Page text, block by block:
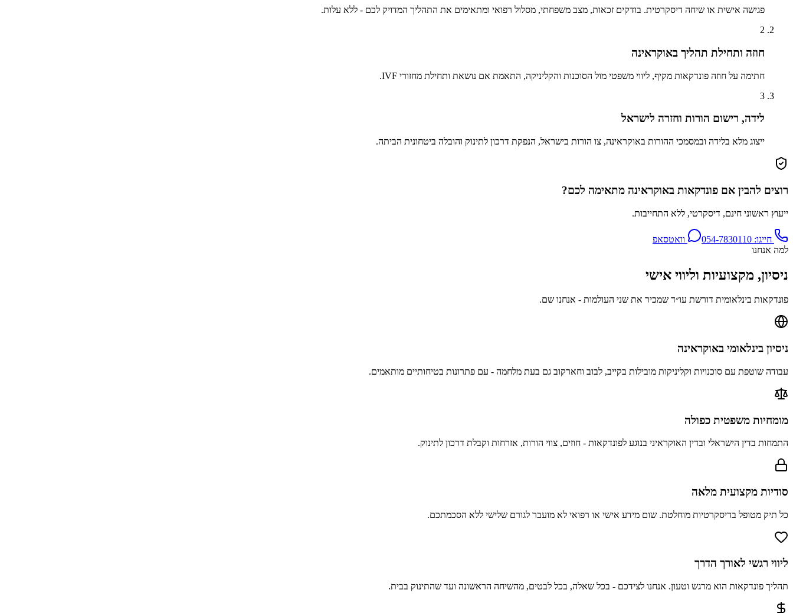
פגישה אישית או שיחה דיסקרטית. בודקים זכאות, מצב משפחתי, מסלול רפואי ומתאימים את התהליך המדויק לכם - ללא עלות.
2
חוזה ותחילת תהליך באוקראינה
חתימה על חוזה פונדקאות מקיף, ליווי משפטי מול הסוכנות והקליניקה, התאמת אם נושאת ותחילת מחזורי IVF.
3
לידה, רישום הורות וחזרה לישראל
ייצוג מלא בלידה ובמסמכי ההורות באוקראינה, צו הורות בישראל, הנפקת דרכון לתינוק והובלה ביטחונית הביתה.
רוצים להבין אם פונדקאות באוקראינה מתאימה לכם?
ייעוץ ראשוני חינם, דיסקרטי, ללא התחייבות.
חייגו: 054-7830110
וואטסאפ
למה אנחנו
ניסיון, מקצועיות וליווי אישי
פונדקאות בינלאומית דורשת עו״ד שמכיר את שני העולמות - אנחנו שם.
ניסיון בינלאומי באוקראינה
עבודה שוטפת עם סוכנויות וקליניקות מובילות בקייב, לבוב וחארקוב גם בעת מלחמה - עם פתרונות בטיחותיים מותאמים.
מומחיות משפטית כפולה
התמחות בדין הישראלי ובדין האוקראיני בנוגע לפונדקאות - חוזים, צווי הורות, אזרחות וקבלת דרכון לתינוק.
סודיות מקצועית מלאה
כל תיק מטופל בדיסקרטיות מוחלטת. שום מידע אישי או רפואי לא מועבר לגורם שלישי ללא הסכמתכם.
ליווי רגשי לאורך הדרך
תהליך פונדקאות הוא מרגש וטעון. אנחנו לצידכם - בכל שאלה, בכל לבטים, מהשיחה הראשונה ועד שהתינוק בבית.